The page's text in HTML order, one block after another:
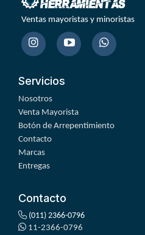
Ventas mayoristas y minoristas
Servicios
Nosotros
Venta Mayorista
Botón de Arrepentimiento
Contacto
Marcas
Entregas
Contacto
(011) 2366-0796
11-2366-0796